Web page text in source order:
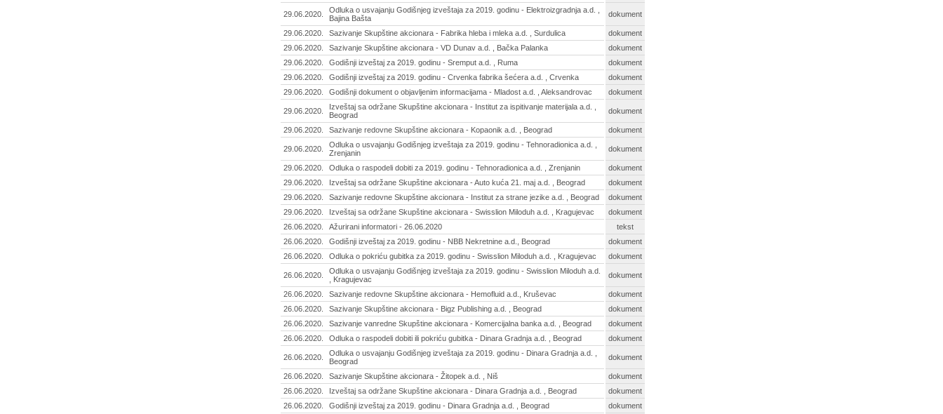
29.06.2020.
Odluka o usvajanju Godišnjeg izveštaja za 2019. godinu - Elektroizgradnja a.d. ,
Bajina Bašta
dokument
29.06.2020. Sazivanje Skupštine akcionara - Fabrika hleba i mleka a.d. , Surdulica
dokument
29.06.2020.
Sazivanje Skupštine akcionara - VD Dunav a.d. , Bačka Palanka
dokument
29.06.2020.
Godišnji izveštaj za 2019. godinu - Sremput a.d. , Ruma
dokument
29.06.2020.
Godišnji izveštaj za 2019. godinu - Crvenka fabrika šećera a.d. , Crvenka
dokument
29.06.2020.
Godišnji dokument o objavljenim informacijama - Mladost a.d. , Aleksandrovac dokument
29.06.2020.
Izveštaj sa održane Skupštine akcionara - Institut za ispitivanje materijala a.d. ,
Beograd
dokument
29.06.2020. Sazivanje redovne Skupštine akcionara - Kopaonik a.d. , Beograd dokument
29.06.2020.
Odluka o usvajanju Godišnjeg izveštaja za 2019. godinu - Tehnoradionica a.d. ,
Zrenjanin
dokument
29.06.2020. Odluka o raspodeli dobiti za 2019. godinu - Tehnoradionica a.d. , Zrenjanin
dokument
29.06.2020.
Izveštaj sa održane Skupštine akcionara - Auto kuća 21. maj a.d. , Beograd
dokument
29.06.2020.
Sazivanje redovne Skupštine akcionara - Institut za strane jezike a.d. , Beograd
dokument
29.06.2020.
Izveštaj sa održane Skupštine akcionara - Swisslion Miloduh a.d. , Kragujevac
dokument
26.06.2020.
Ažurirani informatori - 26.06.2020
tekst
26.06.2020.
Godišnji izveštaj za 2019. godinu - NBB Nekretnine a.d., Beograd
dokument
26.06.2020.
Odluka o pokriću gubitka za 2019. godinu - Swisslion Miloduh a.d. , Kragujevac dokument
26.06.2020.
Odluka o usvajanju Godišnjeg izveštaja za 2019. godinu - Swisslion Miloduh a.d.
, Kragujevac
dokument
26.06.2020. Sazivanje redovne Skupštine akcionara - Hemofluid a.d., Kruševac
dokument
26.06.2020.
Sazivanje Skupštine akcionara - Bigz Publishing a.d. , Beograd
dokument
26.06.2020.
Sazivanje vanredne Skupštine akcionara - Komercijalna banka a.d. , Beograd
dokument
26.06.2020.
Odluka o raspodeli dobiti ili pokriću gubitka - Dinara Gradnja a.d. , Beograd dokument
26.06.2020.
Odluka o usvajanju Godišnjeg izveštaja za 2019. godinu - Dinara Gradnja a.d. ,
Beograd
dokument
26.06.2020. Sazivanje Skupštine akcionara - Žitopek a.d. , Niš
dokument
26.06.2020.
Izveštaj sa održane Skupštine akcionara - Dinara Gradnja a.d. , Beograd
dokument
26.06.2020.
Godišnji izveštaj za 2019. godinu - Dinara Gradnja a.d. , Beograd dokument